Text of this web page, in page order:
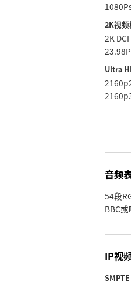
2K视
2K
Ultra
音频
54段
BBC
IP视